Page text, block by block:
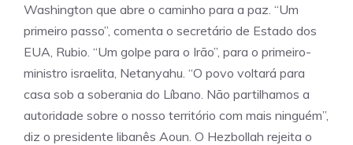
Washington que abre o caminho para a paz. “Um
primeiro passo”, comenta o secretário de Estado dos
EUA, Rubio. “Um golpe para o Irão”, para o primeiro-
ministro israelita, Netanyahu. “O povo voltará para
casa sob a soberania do Líbano. Não partilhamos a
autoridade sobre o nosso território com mais ninguém”,
diz o presidente libanês Aoun. O Hezbollah rejeita o